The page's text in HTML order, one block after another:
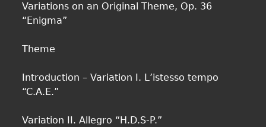
Variations on an Original Theme, Op. 36
“Enigma”
Theme
Introduction – Variation I. L’istesso tempo
“C.A.E.”
Variation II. Allegro “H.D.S-P.”